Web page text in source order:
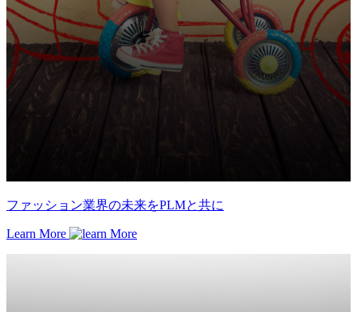
ファッション業界の未来をPLMと共に
Learn More